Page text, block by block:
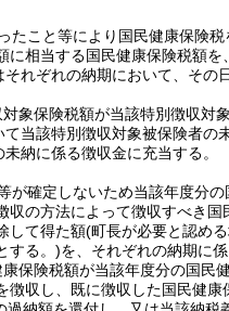
こと等により国民健康保険
相当する国民健康保険税額
れぞれの納期において、その
象保険税額が当該特別徴収対
て当該特別徴収対象被保険者の
納に係る徴収金に充当する。
確定しないため当該年度分
の方法によって徴収すべき
して得た額(町長が必要と認め
する。)を、それぞれの納期に
保険税額が当該年度分の国民
収し、既に徴収した国民健